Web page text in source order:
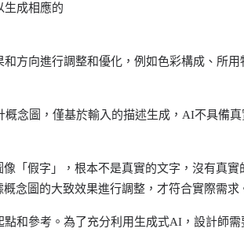
生成相應的
方向進行調整和優化，例如色彩構成、所用
念圖，僅基於輸入的描述生成，AI不具備真
「假字」，根本不是真實的文字，沒有真實
念圖的大致效果進行調整，才符合實際需求
和參考。為了充分利用生成式AI，設計師需